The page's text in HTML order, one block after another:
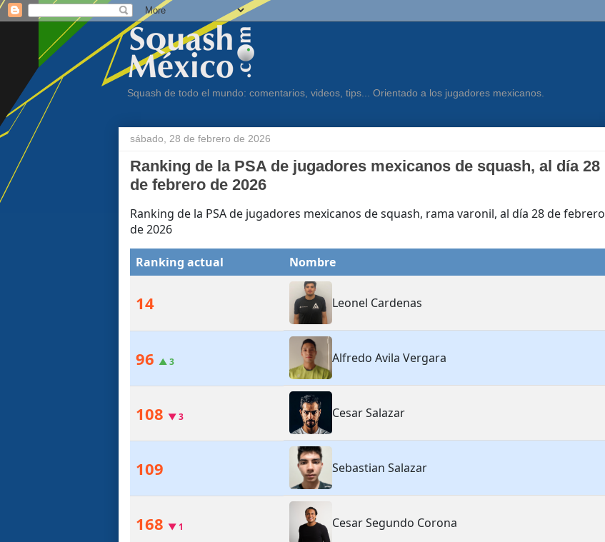
Squash de todo el mundo: comentarios, videos, tips... Orientado a los jugadores mexicanos.
sábado, 28 de febrero de 2026
Ranking de la PSA de jugadores mexicanos de squash, al día 28
de febrero de 2026
Ranking de la PSA de jugadores mexicanos de squash, rama varonil, al día 28 de febrero
de 2026
Ranking actual Nombre
14 Leonel Cardenas
96 ▲3 Alfredo Avila Vergara
108 ▼3 Cesar Salazar
109 Sebastian Salazar
168 ▼ 1 Cesar Segundo Corona